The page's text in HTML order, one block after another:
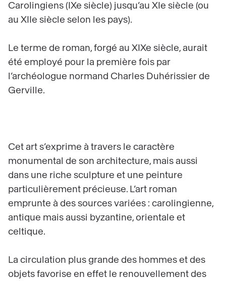
Carolingiens (IXe siècle) jusqu’au XIe siècle (ou
au XIIe siècle selon les pays).
Le terme de roman, forgé au XIXe siècle, aurait
été employé pour la première fois par
l’archéologue normand Charles Duhérissier de
Gerville.
Cet art s’exprime à travers le caractère
monumental de son architecture, mais aussi
dans une riche sculpture et une peinture
particulièrement précieuse. L’art roman
emprunte à des sources variées : carolingienne,
antique mais aussi byzantine, orientale et
celtique.
La circulation plus grande des hommes et des
objets favorise en effet le renouvellement des